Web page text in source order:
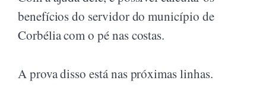
benefícios do servidor do município de
Corbélia com o pé nas costas.
A prova disso está nas próximas linhas.